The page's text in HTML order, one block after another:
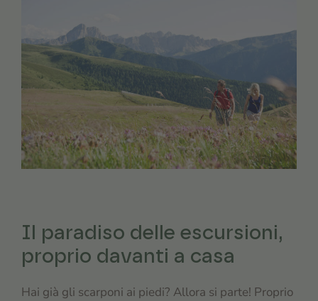
Il paradiso delle escursioni,
proprio davanti a casa
Hai già gli scarponi ai piedi? Allora si parte! Proprio